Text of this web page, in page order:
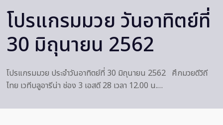
โปรแกรมมวย วันอาทิตย์ที่
30 มิถุนายน 2562
โปรแกรมมวย ประจำวันอาทิตย์ที่ 30 มิถุนายน 2562 ศึกมวยดีวิถี
ไทย เวทีบลูอารีน่า ช่อง 3 เอสดี 28 เวลา 12.00 น.…